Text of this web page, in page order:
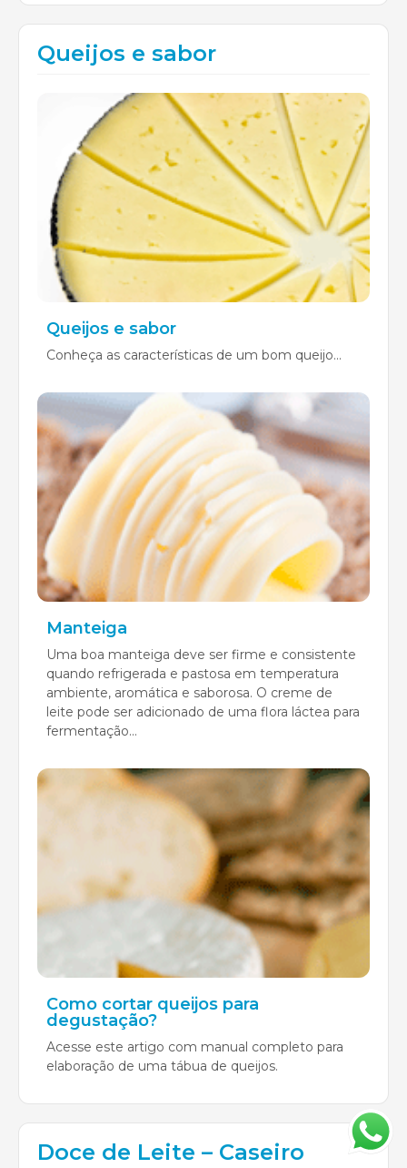
Queijos e sabor
Queijos e sabor
Conheça as características de um bom queijo...
Manteiga
Uma boa manteiga deve ser firme e consistente
quando refrigerada e pastosa em temperatura
ambiente, aromática e saborosa. O creme de
leite pode ser adicionado de uma flora láctea para
fermentação...
Como cortar queijos para
degustação?
Acesse este artigo com manual completo para
elaboração de uma tábua de queijos.
Doce de Leite – Caseiro